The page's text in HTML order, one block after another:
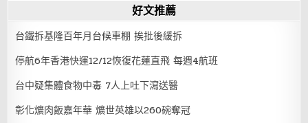
好文推薦
台鐵拆基隆百年月台候車棚 挨批後緩拆
停航6年香港快運12/12恢復花蓮直飛 每週4航班
台中疑集體食物中毒 7人上吐下瀉送醫
彰化爌肉飯嘉年華 爌世英雄以260碗奪冠